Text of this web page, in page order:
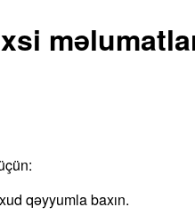
qəyyumla baxın.